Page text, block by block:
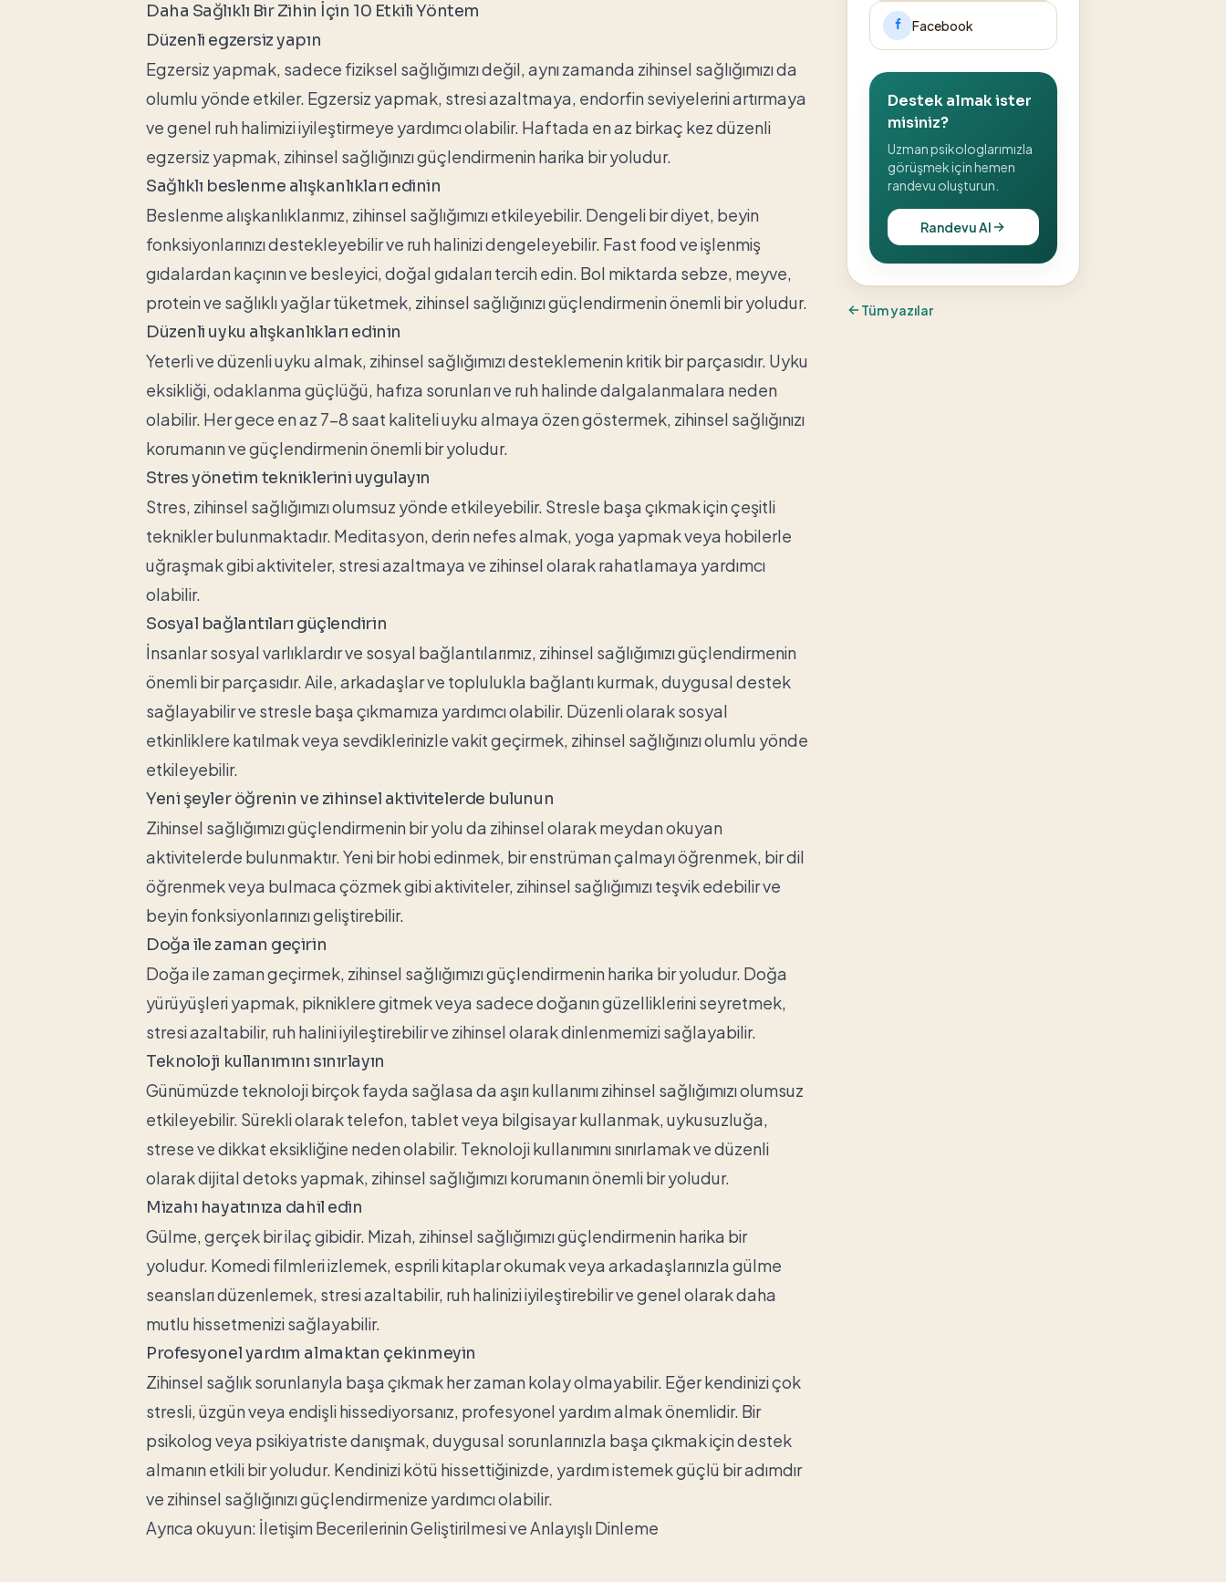
Daha Sağlıklı Bir Zihin İçin 10 Etkili Yöntem
Düzenli egzersiz yapın
Egzersiz yapmak, sadece fiziksel sağlığımızı değil, aynı zamanda zihinsel sağlığımızı da
olumlu yönde etkiler. Egzersiz yapmak, stresi azaltmaya, endorfin seviyelerini artırmaya
ve genel ruh halimizi iyileştirmeye yardımcı olabilir. Haftada en az birkaç kez düzenli
egzersiz yapmak, zihinsel sağlığınızı güçlendirmenin harika bir yoludur.
Sağlıklı beslenme alışkanlıkları edinin
Beslenme alışkanlıklarımız, zihinsel sağlığımızı etkileyebilir. Dengeli bir diyet, beyin
fonksiyonlarınızı destekleyebilir ve ruh halinizi dengeleyebilir. Fast food ve işlenmiş
gıdalardan kaçının ve besleyici, doğal gıdaları tercih edin. Bol miktarda sebze, meyve,
protein ve sağlıklı yağlar tüketmek, zihinsel sağlığınızı güçlendirmenin önemli bir yoludur.
Düzenli uyku alışkanlıkları edinin
Yeterli ve düzenli uyku almak, zihinsel sağlığımızı desteklemenin kritik bir parçasıdır. Uyku
eksikliği, odaklanma güçlüğü, hafıza sorunları ve ruh halinde dalgalanmalara neden
olabilir. Her gece en az 7-8 saat kaliteli uyku almaya özen göstermek, zihinsel sağlığınızı
korumanın ve güçlendirmenin önemli bir yoludur.
Stres yönetim tekniklerini uygulayın
Stres, zihinsel sağlığımızı olumsuz yönde etkileyebilir. Stresle başa çıkmak için çeşitli
teknikler bulunmaktadır. Meditasyon, derin nefes almak, yoga yapmak veya hobilerle
uğraşmak gibi aktiviteler, stresi azaltmaya ve zihinsel olarak rahatlamaya yardımcı
olabilir.
Sosyal bağlantıları güçlendirin
İnsanlar sosyal varlıklardır ve sosyal bağlantılarımız, zihinsel sağlığımızı güçlendirmenin
önemli bir parçasıdır. Aile, arkadaşlar ve toplulukla bağlantı kurmak, duygusal destek
sağlayabilir ve stresle başa çıkmamıza yardımcı olabilir. Düzenli olarak sosyal
etkinliklere katılmak veya sevdiklerinizle vakit geçirmek, zihinsel sağlığınızı olumlu yönde
etkileyebilir.
Yeni şeyler öğrenin ve zihinsel aktivitelerde bulunun
Zihinsel sağlığımızı güçlendirmenin bir yolu da zihinsel olarak meydan okuyan
aktivitelerde bulunmaktır. Yeni bir hobi edinmek, bir enstrüman çalmayı öğrenmek, bir dil
öğrenmek veya bulmaca çözmek gibi aktiviteler, zihinsel sağlığımızı teşvik edebilir ve
beyin fonksiyonlarınızı geliştirebilir.
Doğa ile zaman geçirin
Doğa ile zaman geçirmek, zihinsel sağlığımızı güçlendirmenin harika bir yoludur. Doğa
yürüyüşleri yapmak, pikniklere gitmek veya sadece doğanın güzelliklerini seyretmek,
stresi azaltabilir, ruh halini iyileştirebilir ve zihinsel olarak dinlenmemizi sağlayabilir.
Teknoloji kullanımını sınırlayın
Günümüzde teknoloji birçok fayda sağlasa da aşırı kullanımı zihinsel sağlığımızı olumsuz
etkileyebilir. Sürekli olarak telefon, tablet veya bilgisayar kullanmak, uykusuzluğa,
strese ve dikkat eksikliğine neden olabilir. Teknoloji kullanımını sınırlamak ve düzenli
olarak dijital detoks yapmak, zihinsel sağlığımızı korumanın önemli bir yoludur.
Mizahı hayatınıza dahil edin
Gülme, gerçek bir ilaç gibidir. Mizah, zihinsel sağlığımızı güçlendirmenin harika bir
yoludur. Komedi filmleri izlemek, esprili kitaplar okumak veya arkadaşlarınızla gülme
seansları düzenlemek, stresi azaltabilir, ruh halinizi iyileştirebilir ve genel olarak daha
mutlu hissetmenizi sağlayabilir.
Profesyonel yardım almaktan çekinmeyin
Zihinsel sağlık sorunlarıyla başa çıkmak her zaman kolay olmayabilir. Eğer kendinizi çok
stresli, üzgün veya endişli hissediyorsanız, profesyonel yardım almak önemlidir. Bir
psikolog veya psikiyatriste danışmak, duygusal sorunlarınızla başa çıkmak için destek
almanın etkili bir yoludur. Kendinizi kötü hissettiğinizde, yardım istemek güçlü bir adımdır
ve zihinsel sağlığınızı güçlendirmenize yardımcı olabilir.
Ayrıca okuyun: İletişim Becerilerinin Geliştirilmesi ve Anlayışlı Dinleme
Facebook
Destek almak ister
misiniz?
Uzman psikologlarımızla
görüşmek için hemen
randevu oluşturun.
Randevu Al
Tüm yazılar